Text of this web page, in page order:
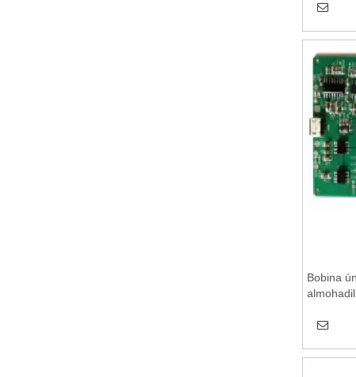
módulo
Bobina
de